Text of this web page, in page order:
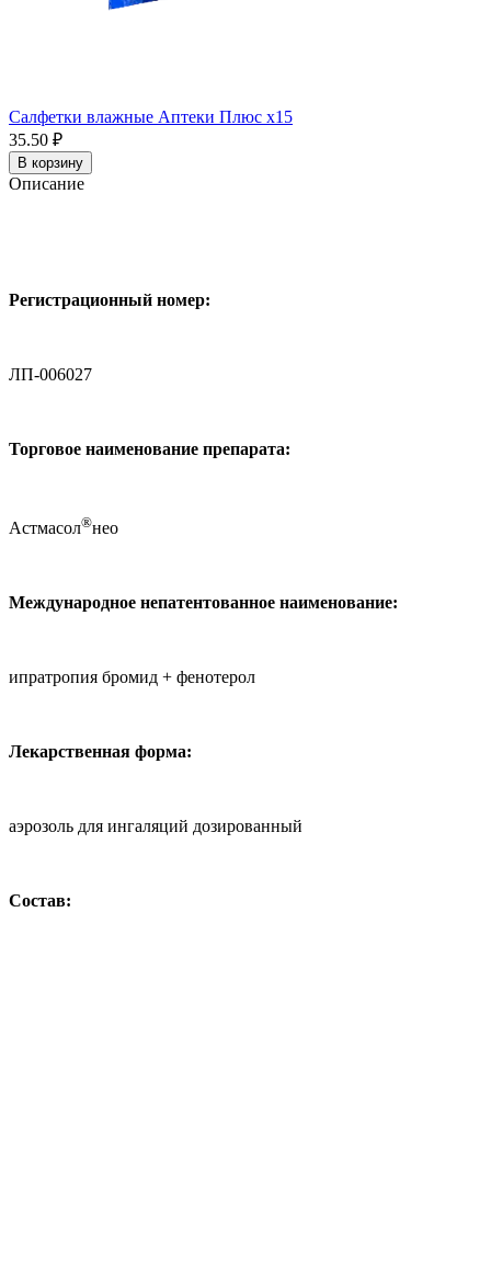
Салфетки влажные Аптеки Плюс x15
35.50 ₽
В корзину
Описание
Регистрационный номер:
ЛП-006027
Торговое наименование препарата:
Астмасол®нео
Международное непатентованное наименование:
ипратропия бромид + фенотерол
Лекарственная форма:
аэрозоль для ингаляций дозированный
Состав: